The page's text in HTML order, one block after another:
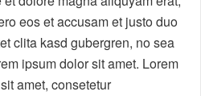
eos et accusam et justo duo
clita kasd gubergren, no sea
ipsum dolor sit amet. Lorem
amet, consetetur